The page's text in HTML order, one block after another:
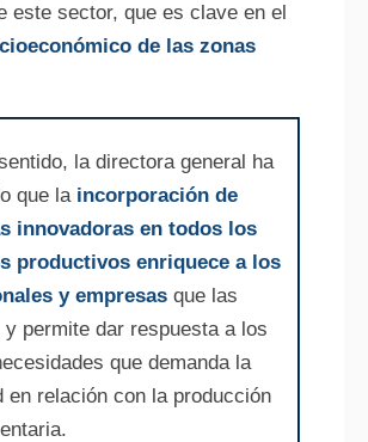
este sector, que es clave en el
de las zonas
la directora general ha
que laincorporación de
innovadoras en todos los
productivos enriquece a los
y empresasque las
y permite dar respuesta a los
que demanda la
en relación con la producción